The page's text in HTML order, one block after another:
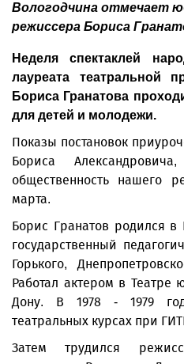
Вологодчина отмечает
режиссера Бориса
Неделя спектаклей
лауреата театральной
Бориса Гранатова
для детей и молодежи.
Показы постановок
Бориса
общественность нашего
марта.
Борис Гранатов родился
государственный
Горького,
Работал актером в Театре
Дону. В 1978 - 1979
театральных курсах при
Затем трудился